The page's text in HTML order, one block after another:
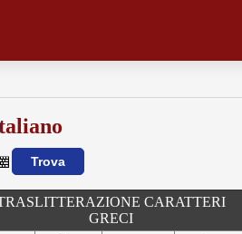
CARATTERI
GRECI